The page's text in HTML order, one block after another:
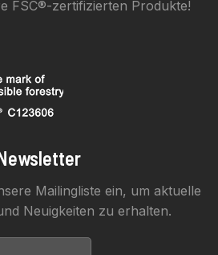
FSC®-zertifizierten Produkte!
Mailingliste ein, um aktuelle
Neuigkeiten zu erhalten.